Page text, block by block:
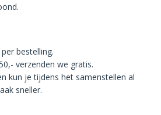
bestelling.
verzenden we gratis.
kun je tijdens het samenstellen al
sneller.